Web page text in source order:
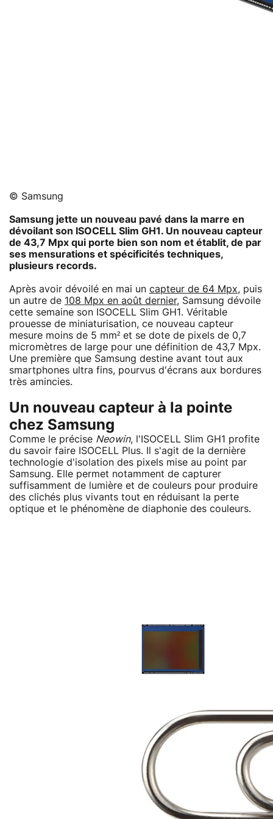
© Samsung
Samsung jette un nouveau pavé dans la marre en
dévoilant son ISOCELL Slim GH1. Un nouveau capteur
de 43,7 Mpx qui porte bien son nom et établit, de par
ses mensurations et spécificités techniques,
plusieurs records.
Après avoir dévoilé en mai un capteur de 64 Mpx, puis
un autre de 108 Mpx en août dernier, Samsung dévoile
cette semaine son ISOCELL Slim GH1. Véritable
prouesse de miniaturisation, ce nouveau capteur
mesure moins de 5 mm² et se dote de pixels de 0,7
micromètres de large pour une définition de 43,7 Mpx.
Une première que Samsung destine avant tout aux
smartphones ultra fins, pourvus d'écrans aux bordures
très amincies.
Un nouveau capteur à la pointe
chez Samsung
Comme le précise Neowin, l'ISOCELL Slim GH1 profite
du savoir faire ISOCELL Plus. Il s'agit de la dernière
technologie d'isolation des pixels mise au point par
Samsung. Elle permet notamment de capturer
suffisamment de lumière et de couleurs pour produire
des clichés plus vivants tout en réduisant la perte
optique et le phénomène de diaphonie des couleurs.